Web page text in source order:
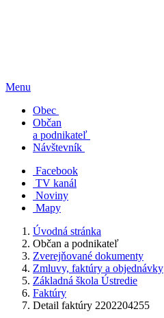
Menu
Obec
Občan
a podnikateľ
Návštevník
Facebook
TV kanál
Noviny
Mapy
Úvodná stránka
Občan a podnikateľ
Zverejňované dokumenty
Zmluvy, faktúry a objednávky
Základná škola Ústredie
Faktúry
Detail faktúry 2202204255